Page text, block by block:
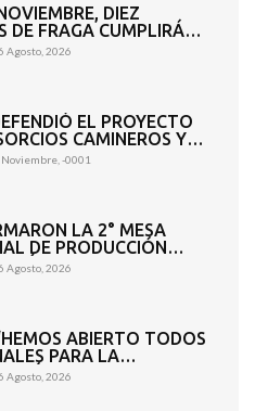
DIEZ
DE FRAGA CUMPLIRÁN
DE LA CASA PROPIA
Agosto, 2026
EL PROYECTO
CAMINEROS Y
LOS DIPUTADOS QUE
EN CONTRA: “ESTO
Noviembre, -0001
LA 2° MESA
DE PRODUCCIÓN
Y
FAMILIAR
Agosto, 2026
ABIERTO TODOS
PARA LA
DE LOS
PÚBLICO Y PRIVADO”
Agosto, 2026